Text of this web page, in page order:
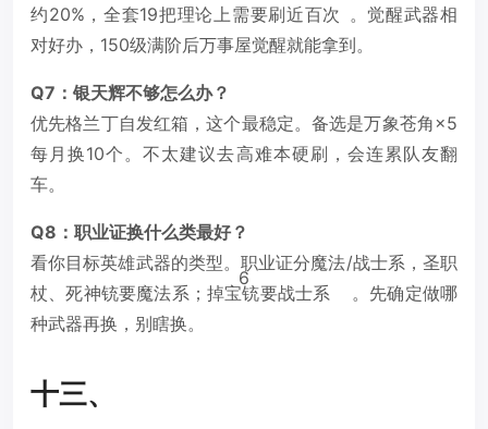
约20%，全套19把理论上需要刷近百次 。觉醒武器相
对好办，150级满阶后万事屋觉醒就能拿到。
Q7：银天辉不够怎么办？
优先格兰丁自发红箱，这个最稳定。备选是万象苍角×5
每月换10个。不太建议去高难本硬刷，会连累队友翻
车。
Q8：职业证换什么类最好？
看你目标英雄武器的类型。职业证分魔法/战士系，圣职
杖、死神铳要魔法系；掉宝铳要战士系
6
。先确定做哪
种武器再换，别瞎换。
十三、